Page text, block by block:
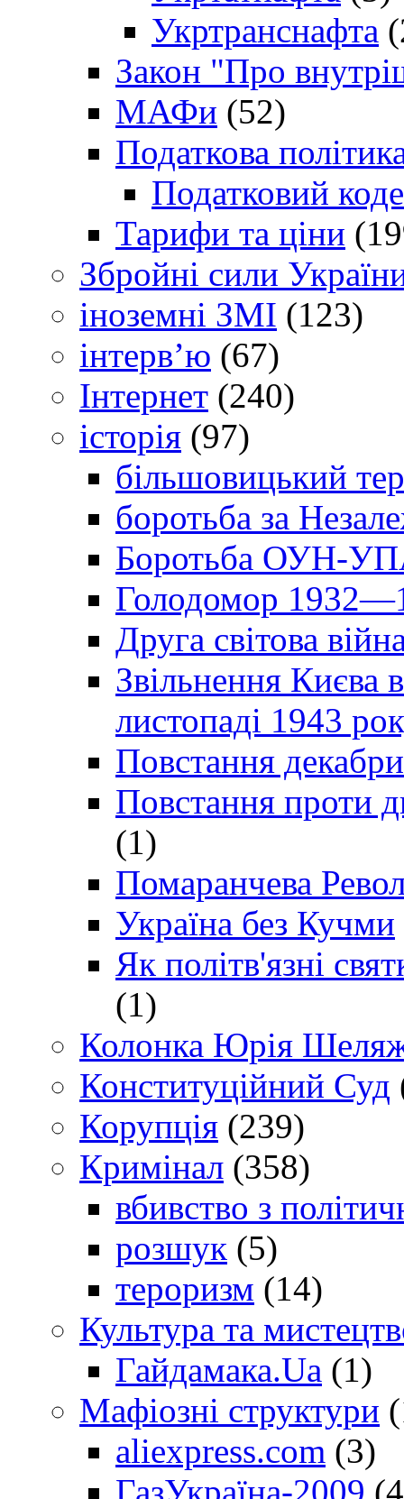
Укртранснафта
Закон "Про
МАФи (52)
Податкова
Податковий
Тарифи та ціни
Збройні сили
іноземні ЗМІ (123)
інтерв’ю (67)
Інтернет (240)
історія (97)
більшовицький
боротьба за
Боротьба ОУН-УПА
Голодомор
Друга світова
Звільнення Києва
листопаді 1943
Повстання
Повстання проти
(1)
Помаранчева
Україна без Кучми
Як політв'язні
(1)
Колонка Юрія
Конституційний Суд
Корупція (239)
Кримінал (358)
вбивство з
розшук (5)
тероризм (14)
Культура та
Гайдамака.Ua (1)
Мафіозні структури
aliexpress.com (3)
ГазУкраїна-2009